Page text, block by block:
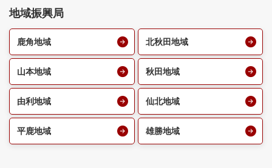
地域振興局
鹿角地域 北秋田地域
山本地域 秋田地域
由利地域 仙北地域
平鹿地域 雄勝地域